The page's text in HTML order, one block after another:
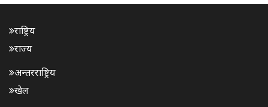
राष्ट्रिय
राज्य
अन्तरराष्ट्रिय
खेल